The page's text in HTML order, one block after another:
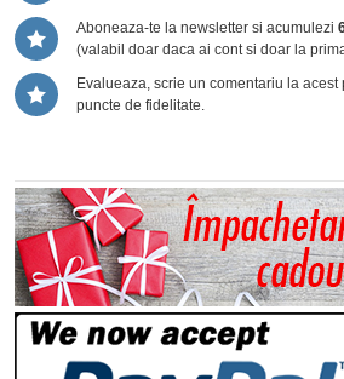
Aboneaza-te la newsletter si acumulezi
(valabil doar daca ai cont si doar la
Evalueaza, scrie un comentariu la acest
puncte de fidelitate.